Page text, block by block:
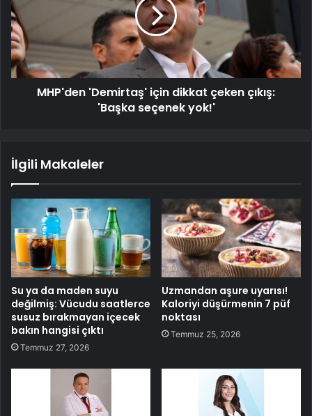
MHP'den 'Demirtaş' için dikkat çeken çıkış:
'Başka seçenek yok!'
İlgili Makaleler
Su ya da maden suyu
değilmiş: Vücudu saatlerce
susuz bırakmayan içecek
bakın hangisi çıktı
Temmuz 27, 2026
Uzmandan aşure uyarısı!
Kaloriyi düşürmenin 7 püf
noktası
Temmuz 25, 2026